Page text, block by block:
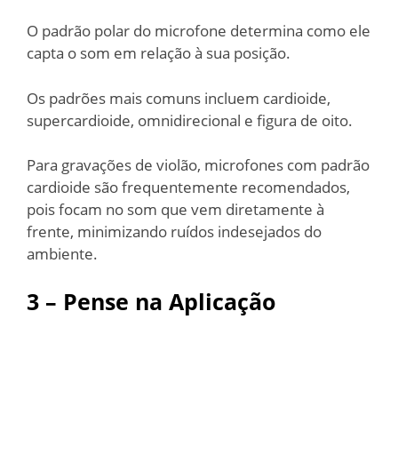
O padrão polar do microfone determina como ele
capta o som em relação à sua posição.
Os padrões mais comuns incluem cardioide,
supercardioide, omnidirecional e figura de oito.
Para gravações de violão, microfones com padrão
cardioide são frequentemente recomendados,
pois focam no som que vem diretamente à
frente, minimizando ruídos indesejados do
ambiente.
3 – Pense na Aplicação